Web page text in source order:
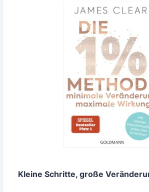
Klei­ne Schrit­te, gro­ße